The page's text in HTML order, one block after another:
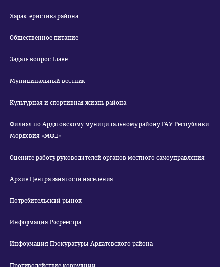
Характеристика района
Общественное питание
Задать вопрос Главе
Муниципальный вестник
Культурная и спортивная жизнь района
Филиал по Ардатовскому муниципальному району ГАУ Республики
Мордовия «МФЦ»
Оцените работу руководителей органов местного самоуправления
Архив Центра занятости населения
Потребительский рынок
Информация Росреестра
Информация Прокуратуры Ардатовского района
Противодействие коррупции